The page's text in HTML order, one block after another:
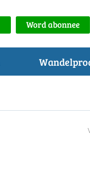
Word abonnee